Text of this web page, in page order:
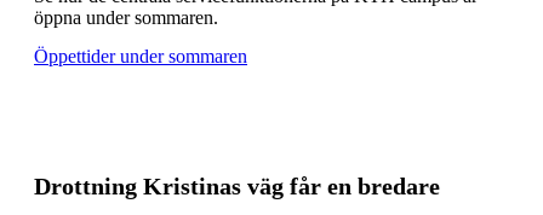
öppna under sommaren.
Öppettider under sommaren
Drottning Kristinas väg får en bredare